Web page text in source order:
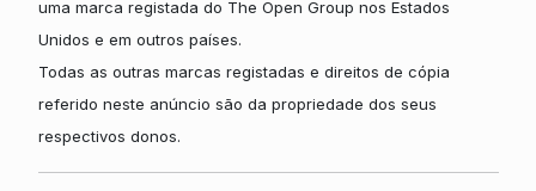
uma marca registada do The Open Group nos Estados
Unidos e em outros países.
Todas as outras marcas registadas e direitos de cópia
referido neste anúncio são da propriedade dos seus
respectivos donos.